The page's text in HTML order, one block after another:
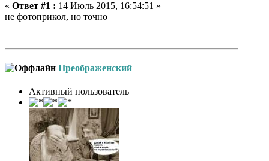
« Ответ #1 : 14 Июль 2015, 16:54:51 »
не фотоприкол, но точно
Преображенский
Активный пользователь